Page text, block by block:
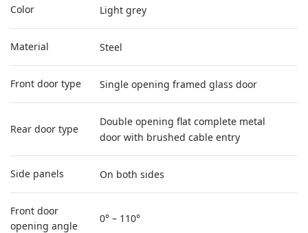
Color Light grey
Material Steel
Front door type Single opening framed glass door
Rear door type
Double opening flat complete metal
door with brushed cable entry
Side panels On both sides
Front door
opening angle
0° – 110°